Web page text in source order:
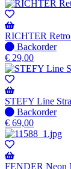
RICHTER
Niet
op
voorraad
-
Wordt
verzonden
wanneer
beschikbaar
Backorder
€ 29,00
STEFY Line
Niet
op
voorraad
-
Wordt
verzonden
Backorder
€ 69,00
FENDER Neon